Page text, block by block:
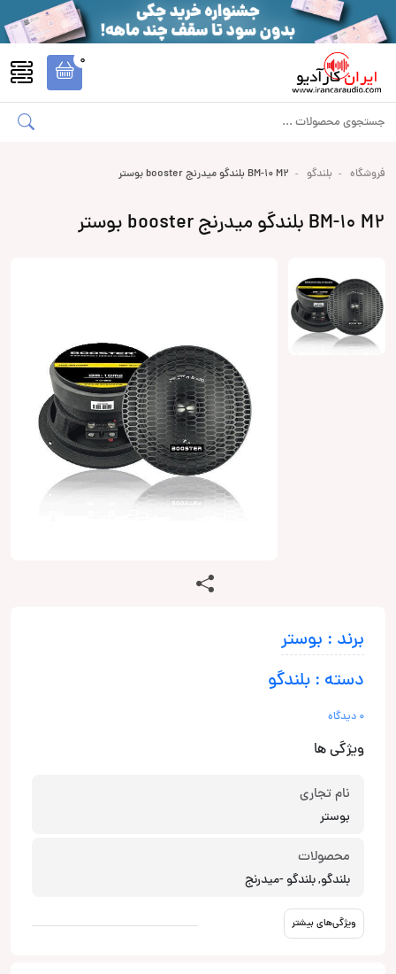
0
فروشگاه بلندگو BM-10 M2 بلندگو میدرنج booster بوستر
BM-10 M2 بلندگو میدرنج booster بوستر
برند : بوستر
دسته : بلندگو
0 دیدگاه
ویژگی ها
نام تجاری
بوستر
محصولات
بلندگو, بلندگو -میدرنج
ویژگی‌های بیشتر